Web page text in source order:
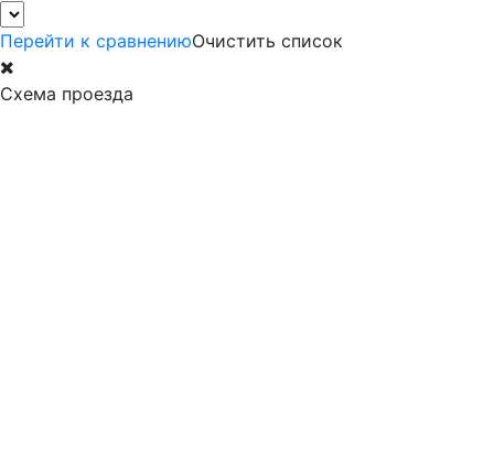
Перейти к сравнениюОчистить список
Схема проезда